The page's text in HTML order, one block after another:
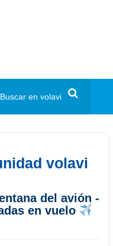
volavi
del avión -
en vuelo